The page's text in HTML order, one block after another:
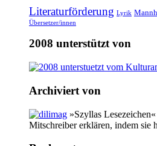
Literaturförderung Lyrik
Übersetzer/innen
2008 unterstützt von
Archiviert von
»Szyllas
Mitschreiber erklären, indem sie